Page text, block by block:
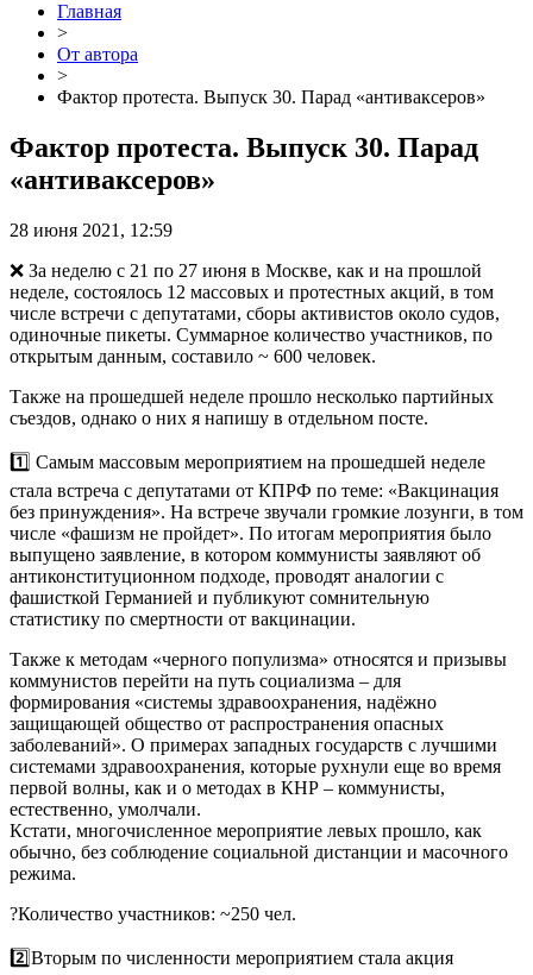
Главная
>
От автора
>
Фактор протеста. Выпуск 30. Парад «антиваксеров»
Фактор протеста. Выпуск 30. Парад
«антиваксеров»
28 июня 2021, 12:59
❌ За неделю с 21 по 27 июня в Москве, как и на прошлой
неделе, состоялось 12 массовых и протестных акций, в том
числе встречи с депутатами, сборы активистов около судов,
одиночные пикеты. Суммарное количество участников, по
открытым данным, составило ~ 600 человек.
Также на прошедшей неделе прошло несколько партийных
съездов, однако о них я напишу в отдельном посте.
1️⃣ Самым массовым мероприятием на прошедшей неделе
стала встреча с депутатами от КПРФ по теме: «Вакцинация
без принуждения». На встрече звучали громкие лозунги, в том
числе «фашизм не пройдет». По итогам мероприятия было
выпущено заявление, в котором коммунисты заявляют об
антиконституционном подходе, проводят аналогии с
фашисткой Германией и публикуют сомнительную
статистику по смертности от вакцинации.
Также к методам «черного популизма» относятся и призывы
коммунистов перейти на путь социализма – для
формирования «системы здравоохранения, надёжно
защищающей общество от распространения опасных
заболеваний». О примерах западных государств с лучшими
системами здравоохранения, которые рухнули еще во время
первой волны, как и о методах в КНР – коммунисты,
естественно, умолчали.
Кстати, многочисленное мероприятие левых прошло, как
обычно, без соблюдение социальной дистанции и масочного
режима.
?Количество участников: ~250 чел.
2️⃣Вторым по численности мероприятием стала акция